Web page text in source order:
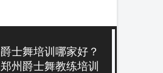
爵士舞培训哪家好？
郑州爵士舞教练培训